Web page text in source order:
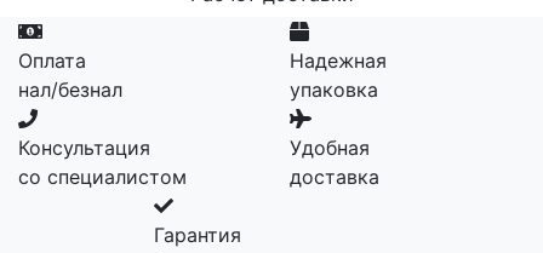
Оплата
нал/безнал
Надежная
упаковка
Консультация
со специалистом
Удобная
доставка
Гарантия